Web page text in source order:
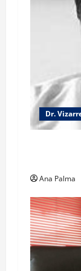
Dr.
Ana Palma